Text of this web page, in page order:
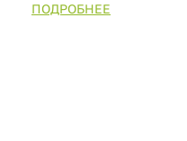
ПОДРОБНЕЕ